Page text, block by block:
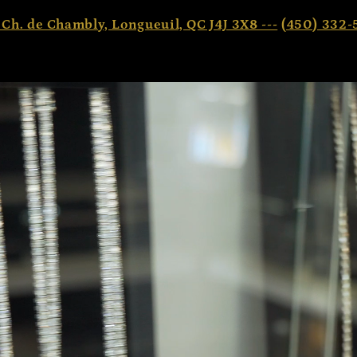
Ch. de Chambly, Longueuil, QC J4J 3X8 --- (450) 332-